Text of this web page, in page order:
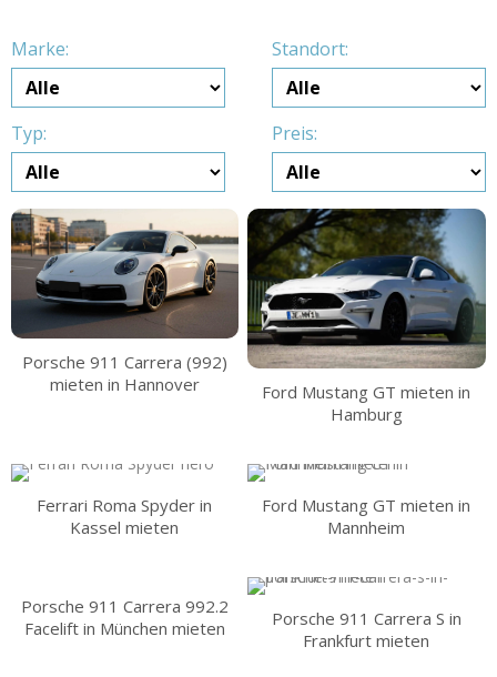
Marke: Standort:
Typ: Preis:
Porsche 911 Carrera (992)
mieten in Hannover
Ford Mustang GT mieten in
Hamburg
Ferrari Roma Spyder in
Kassel mieten
Ford Mustang GT mieten in
Mannheim
Porsche 911 Carrera 992.2
Facelift in München mieten
Porsche 911 Carrera S in
Frankfurt mieten